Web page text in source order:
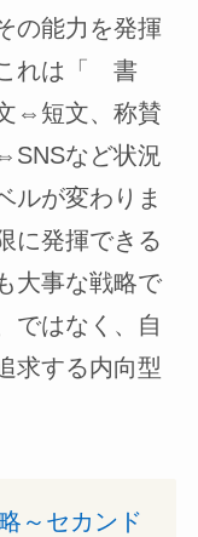
の能力を発揮
れは「 書
⇔短文、称賛
など状況
ルが変わりま
に発揮できる
大事な戦略で
ではなく、自
求する内向型
～セカンド